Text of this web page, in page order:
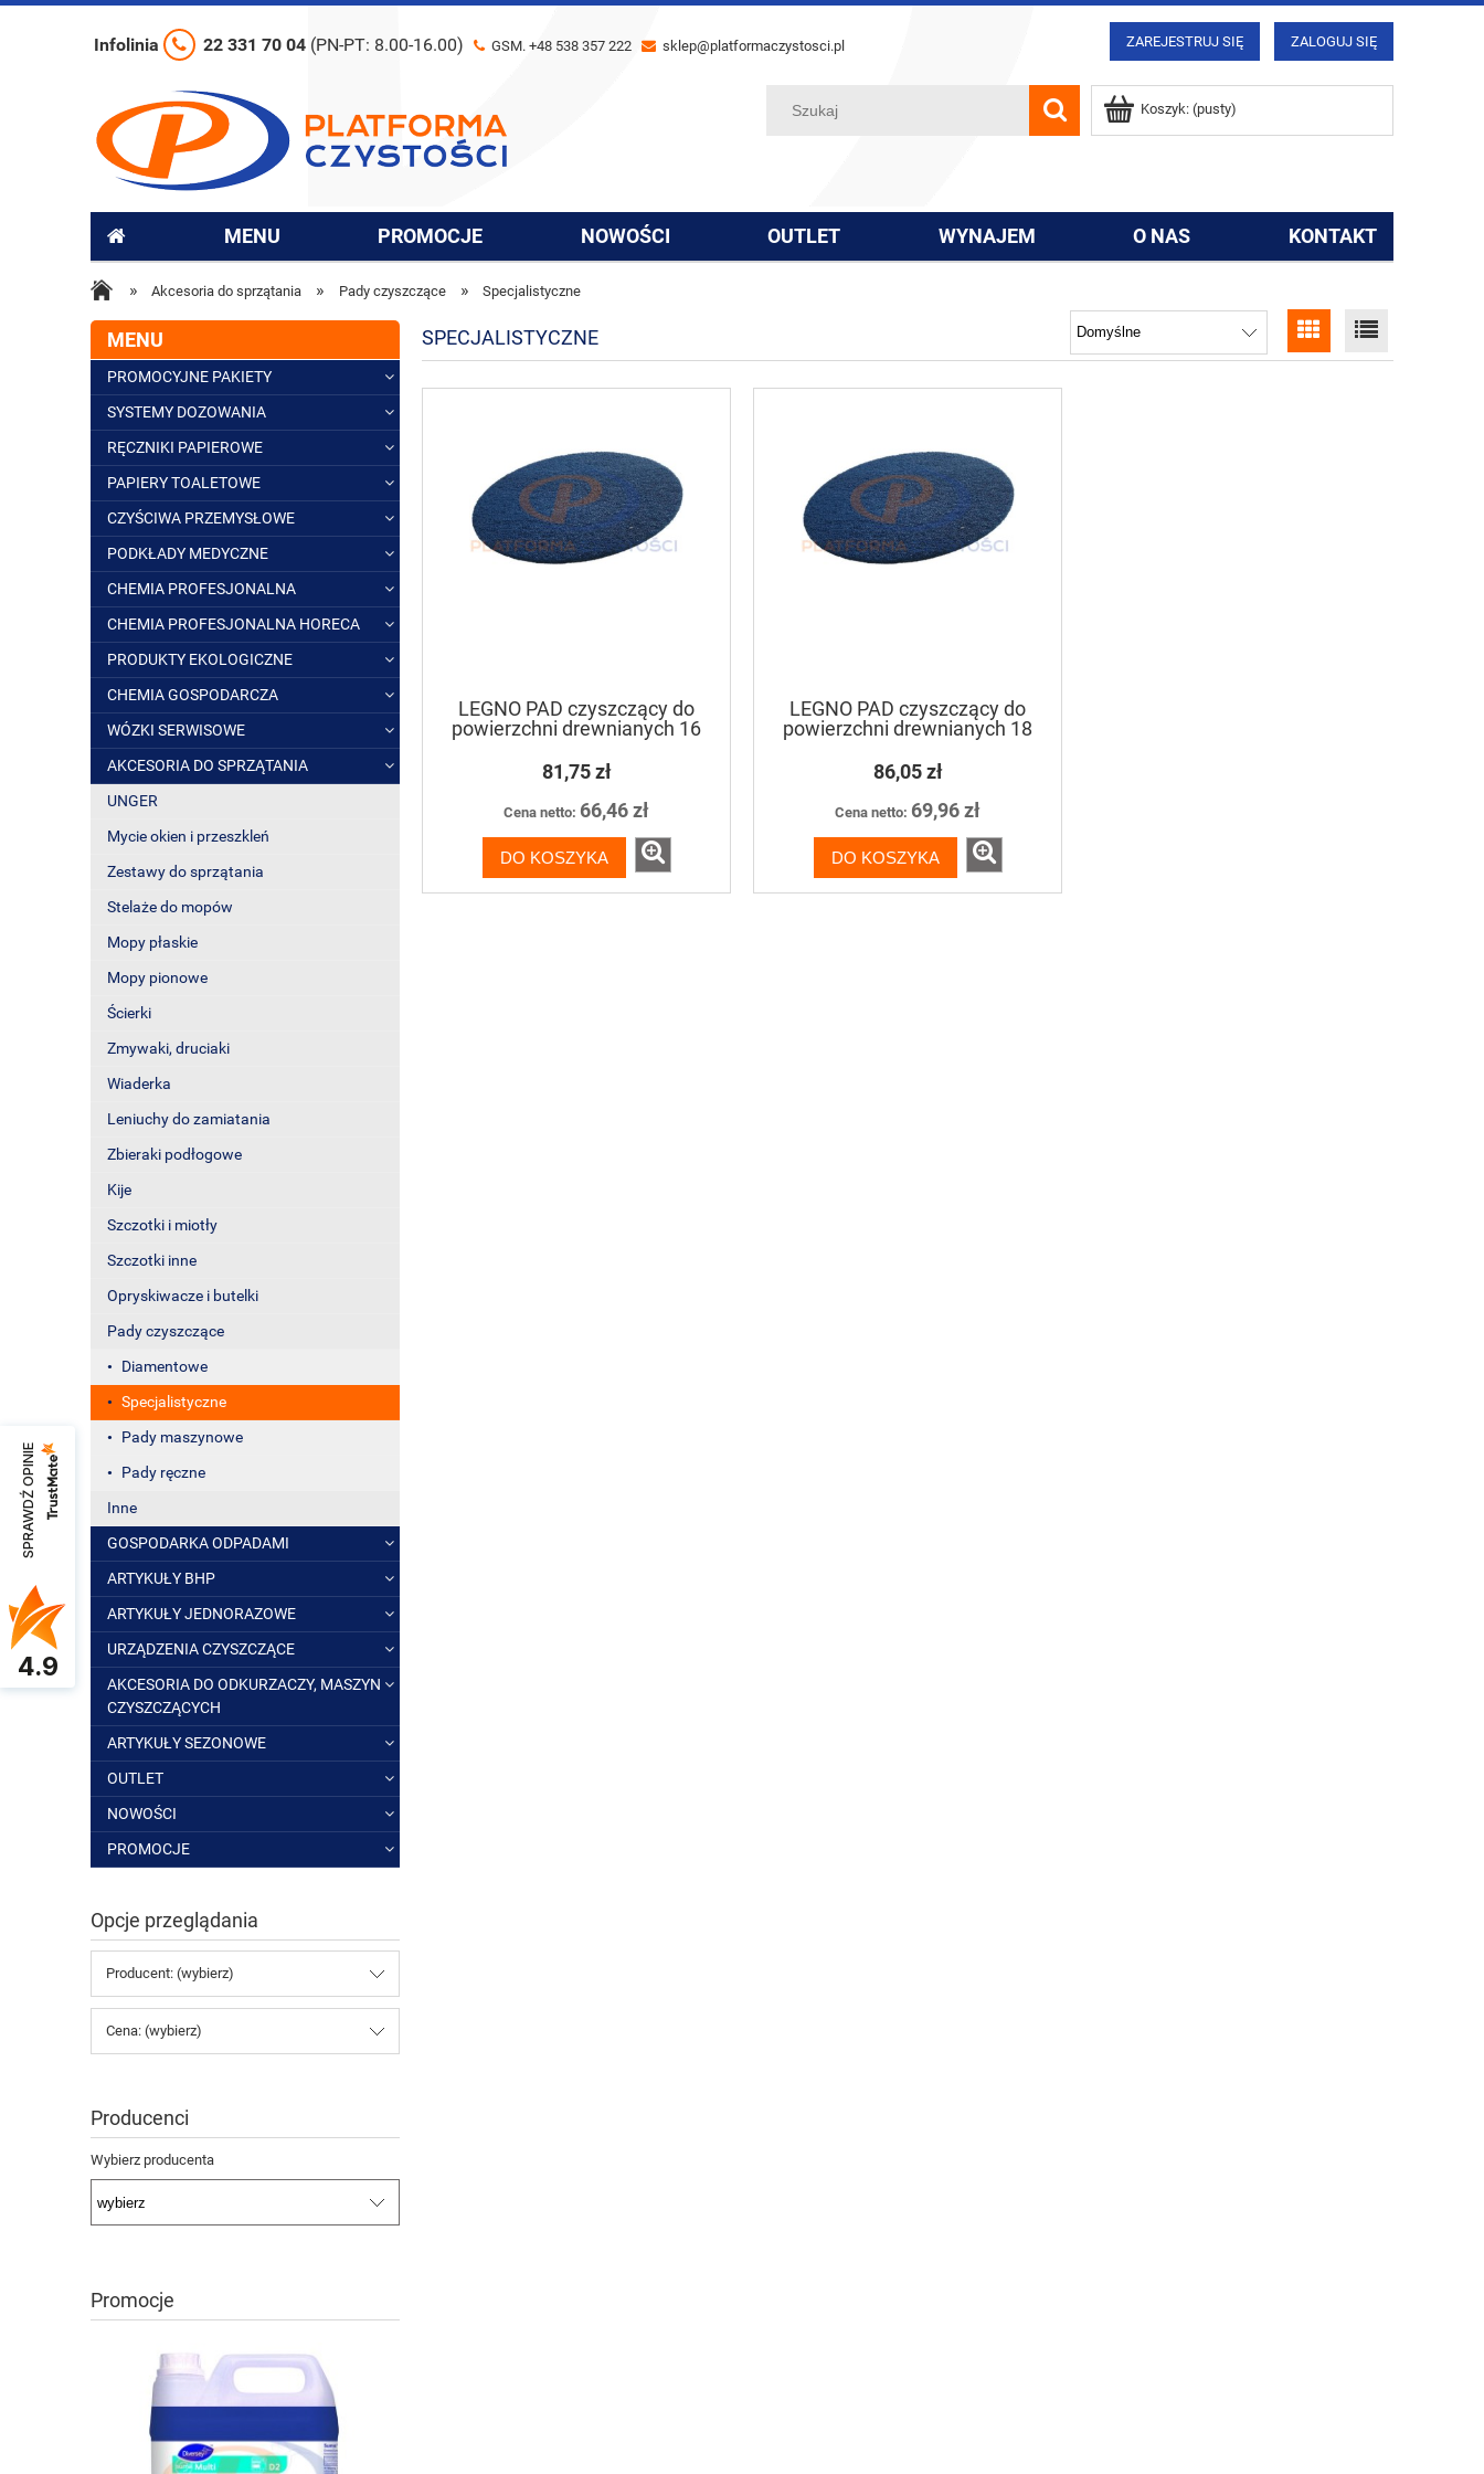
Infolinia 22 331 70 04 (PN-PT: 8.00-16.00) GSM. +48 538 357 222 sklep@platformaczystosci.pl ZAREJESTRUJ SIĘ ZALOGUJ SIĘ
Koszyk: (pusty)
MENU PROMOCJE NOWOŚCI OUTLET WYNAJEM O NAS KONTAKT
» Akcesoria do sprzątania » Pady czyszczące » Specjalistyczne
MENU
PROMOCYJNE PAKIETY
SYSTEMY DOZOWANIA
RĘCZNIKI PAPIEROWE
PAPIERY TOALETOWE
CZYŚCIWA PRZEMYSŁOWE
PODKŁADY MEDYCZNE
CHEMIA PROFESJONALNA
CHEMIA PROFESJONALNA HORECA
PRODUKTY EKOLOGICZNE
CHEMIA GOSPODARCZA
WÓZKI SERWISOWE
AKCESORIA DO SPRZĄTANIA
UNGER
Mycie okien i przeszkleń
Zestawy do sprzątania
Stelaże do mopów
Mopy płaskie
Mopy pionowe
Ścierki
Zmywaki, druciaki
Wiaderka
Leniuchy do zamiatania
Zbieraki podłogowe
Kije
Szczotki i miotły
Szczotki inne
Opryskiwacze i butelki
Pady czyszczące
Diamentowe
Specjalistyczne
Pady maszynowe
Pady ręczne
Inne
GOSPODARKA ODPADAMI
ARTYKUŁY BHP
ARTYKUŁY JEDNORAZOWE
URZĄDZENIA CZYSZCZĄCE
AKCESORIA DO ODKURZACZY, MASZYN
CZYSZCZĄCYCH
ARTYKUŁY SEZONOWE
OUTLET
NOWOŚCI
PROMOCJE
Opcje przeglądania
Producent: (wybierz)
Cena: (wybierz)
Producenci
Wybierz producenta
Promocje
SPECJALISTYCZNE
LEGNO PAD czyszczący do
powierzchni drewnianych 16
81,75 zł
Cena netto: 66,46 zł
DO KOSZYKA
LEGNO PAD czyszczący do
powierzchni drewnianych 18
86,05 zł
Cena netto: 69,96 zł
DO KOSZYKA
SPRAWDŹ OPINIE
4.9